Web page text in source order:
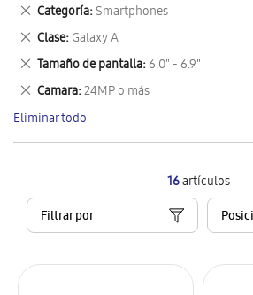
16artículos
Filtrar por
Categoría Smartphones
Eliminar
este
artículo
Clase Galaxy A
Eliminar
este
artículo
Tamaño de pantalla 6.0" - 6.9"
Eliminar
este
artículo
Camara 24MP o más
Eliminar
este
artículo
Eliminar todo